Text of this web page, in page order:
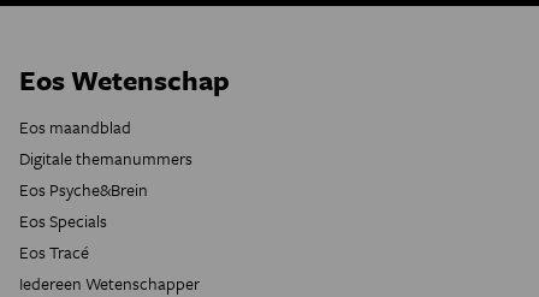
Eos Wetenschap
Eos maandblad
Digitale themanummers
Eos Psyche&Brein
Eos Specials
Eos Tracé
Iedereen Wetenschapper